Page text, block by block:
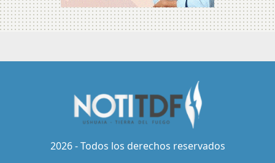
2026 - Todos los derechos reservados